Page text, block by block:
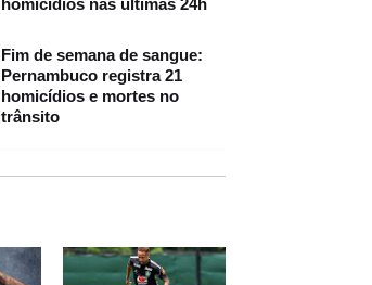
Fim de semana de sangue:
Pernambuco registra 21
homicídios e mortes no
trânsito